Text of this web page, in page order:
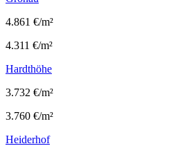
4.861 €/m²
4.311 €/m²
Hardthöhe
3.732 €/m²
3.760 €/m²
Heiderhof